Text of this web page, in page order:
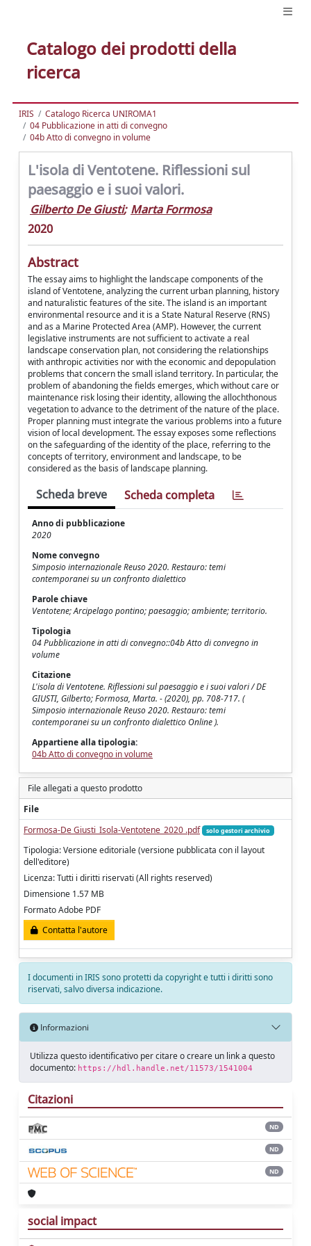
Catalogo dei prodotti della
ricerca
IRIS
Catalogo Ricerca UNIROMA1
04 Pubblicazione in atti di convegno
04b Atto di convegno in volume
L'isola di Ventotene. Riflessioni sul
paesaggio e i suoi valori.
Gilberto De Giusti; Marta Formosa
2020
Abstract
The essay aims to highlight the landscape components of the
island of Ventotene, analyzing the current urban planning, history
and naturalistic features of the site. The island is an important
environmental resource and it is a State Natural Reserve (RNS)
and as a Marine Protected Area (AMP). However, the current
legislative instruments are not sufficient to activate a real
landscape conservation plan, not considering the relationships
with anthropic activities nor with the economic and depopulation
problems that concern the small island territory. In particular, the
problem of abandoning the fields emerges, which without care or
maintenance risk losing their identity, allowing the allochthonous
vegetation to advance to the detriment of the nature of the place.
Proper planning must integrate the various problems into a future
vision of local development. The essay exposes some reflections
on the safeguarding of the identity of the place, referring to the
concepts of territory, environment and landscape, to be
considered as the basis of landscape planning.
Scheda breve Scheda completa
Anno di pubblicazione
2020
Nome convegno
Simposio internazionale Reuso 2020. Restauro: temi
contemporanei su un confronto dialettico
Parole chiave
Ventotene; Arcipelago pontino; paesaggio; ambiente; territorio.
Tipologia
04 Pubblicazione in atti di convegno::04b Atto di convegno in
volume
Citazione
L'isola di Ventotene. Riflessioni sul paesaggio e i suoi valori / DE
GIUSTI, Gilberto; Formosa, Marta. - (2020), pp. 708-717. (
Simposio internazionale Reuso 2020. Restauro: temi
contemporanei su un confronto dialettico Online ).
Appartiene alla tipologia:
04b Atto di convegno in volume
File allegati a questo prodotto
File
Formosa-De Giusti_Isola-Ventotene_2020 .pdf
solo gestori archivio
Tipologia: Versione editoriale (versione pubblicata con il layout
dell'editore)
Licenza: Tutti i diritti riservati (All rights reserved)
Dimensione 1.57 MB
Formato Adobe PDF
Contatta l'autore
I documenti in IRIS sono protetti da copyright e tutti i diritti sono
riservati, salvo diversa indicazione.
Informazioni
Utilizza questo identificativo per citare o creare un link a questo
documento: https://hdl.handle.net/11573/1541004
Citazioni
ND
ND
ND
social impact